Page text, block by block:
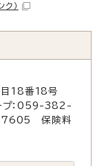
ク）
18番18号
プ：059-382-
7605 保険料